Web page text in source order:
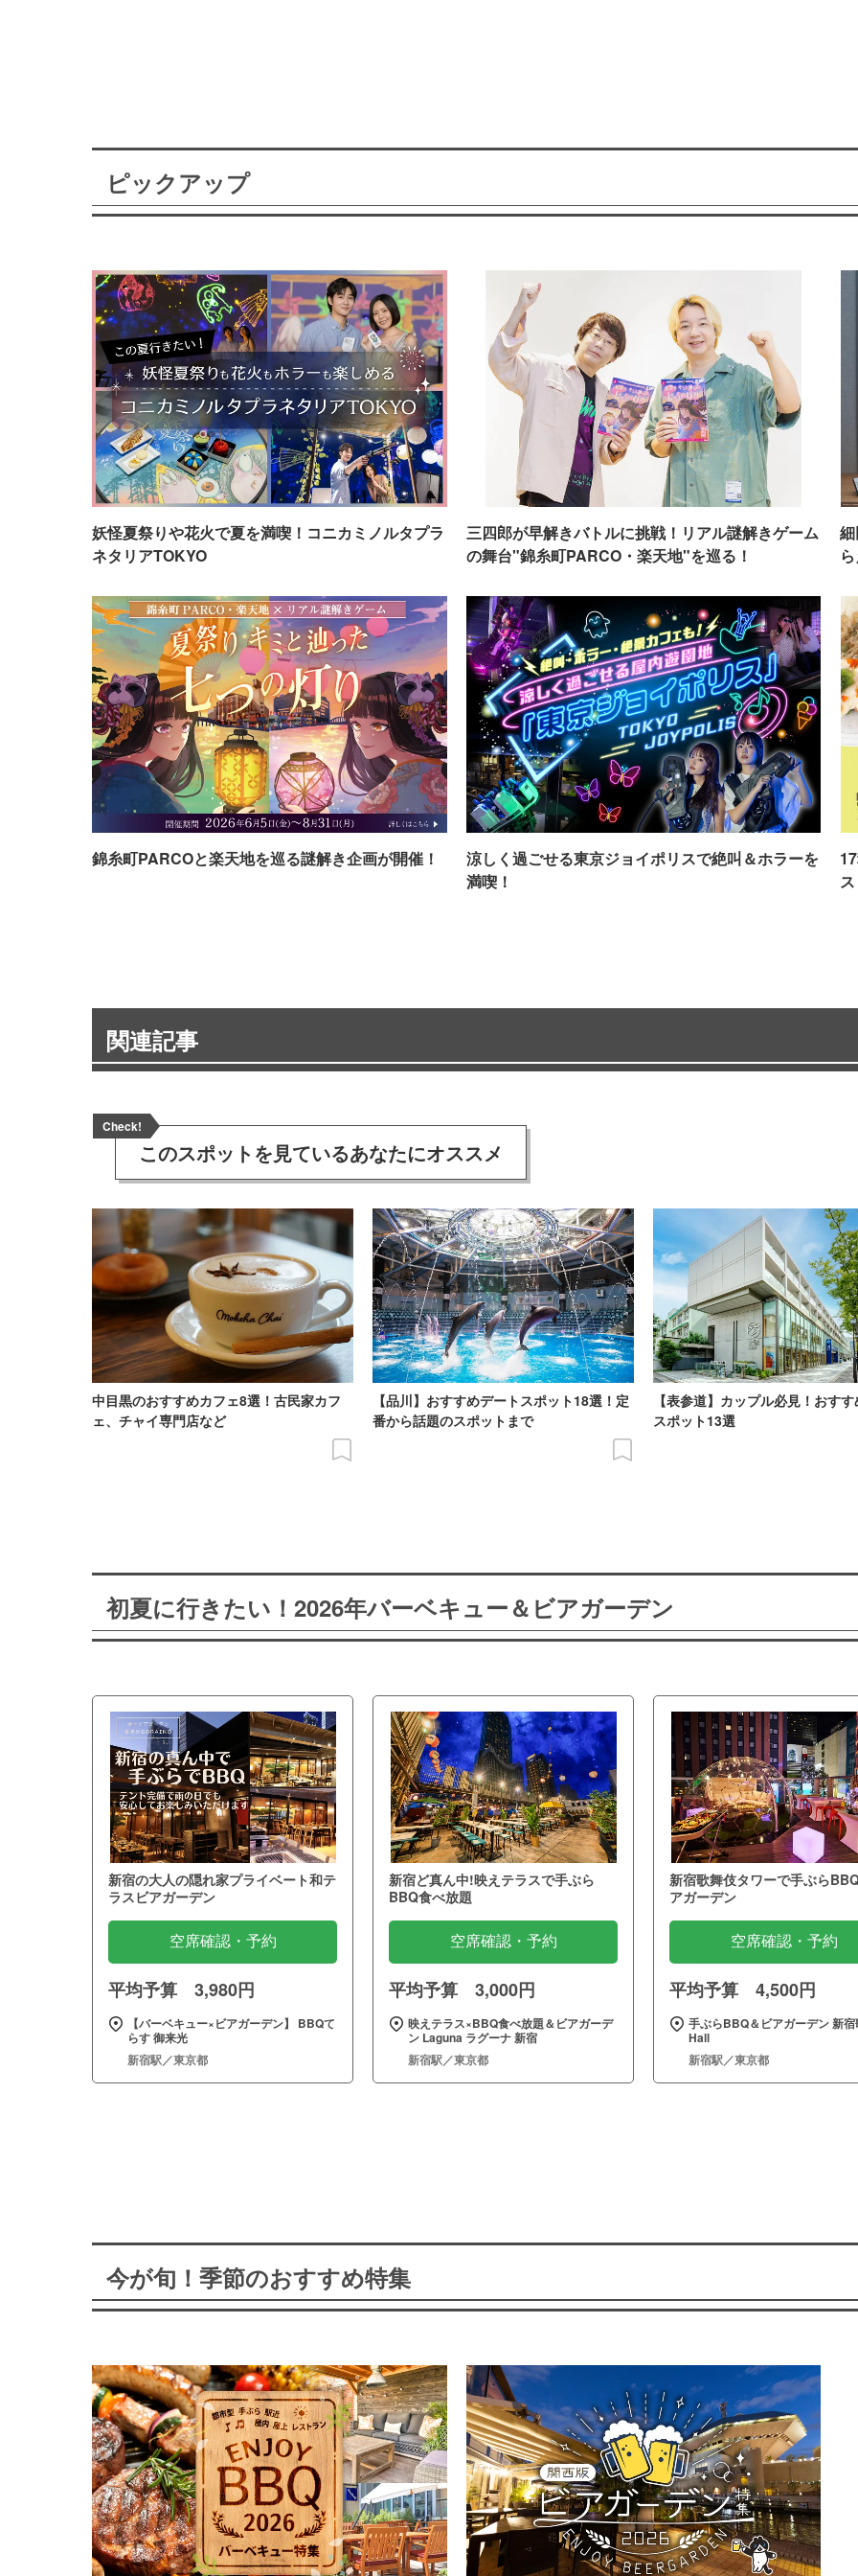
ピックアップ
妖怪夏祭りや花火で夏を満喫！コニカミノルタプラ
ネタリアTOKYO
三四郎が早解きバトルに挑戦！リアル謎解きゲーム
の舞台"錦糸町PARCO・楽天地"を巡る！
錦糸町PARCOと楽天地を巡る謎解き企画が開催！
涼しく過ごせる東京ジョイポリスで絶叫＆ホラーを
満喫！
関連記事
Check!
このスポットを見ているあなたにオススメ
中目黒のおすすめカフェ8選！古民家カフ
ェ、チャイ専門店など
【品川】おすすめデートスポット18選！定
番から話題のスポットまで
【表参道】カップル必見！おす
スポット13選
初夏に行きたい！2026年バーベキュー＆ビアガーデン
新宿の大人の隠れ家プライベート和テ
ラスビアガーデン
空席確認・予約
平均予算 3,980円
【バーベキュー×ビアガーデン】 BBQて
らす 御来光
新宿駅／東京都
新宿ど真ん中!映えテラスで手ぶら
BBQ食べ放題
空席確認・予約
平均予算 3,000円
映えテラス×BBQ食べ放題＆ビアガーデ
ン Laguna ラグーナ 新宿
新宿駅／東京都
新宿歌舞伎タワーで手ぶら
アガーデン
空席確認・予約
平均予算 4,500円
手ぶらBBQ＆ビアガーデン 新
Hall
新宿駅／東京都
今が旬！季節のおすすめ特集